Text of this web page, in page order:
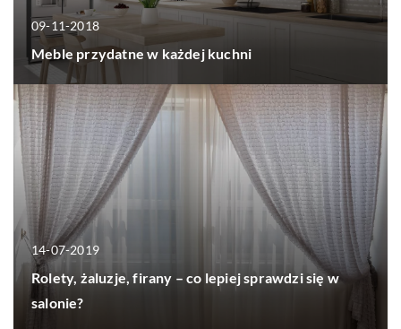
09-11-2018
Meble przydatne w każdej kuchni
14-07-2019
Rolety, żaluzje, firany – co lepiej sprawdzi się w
salonie?